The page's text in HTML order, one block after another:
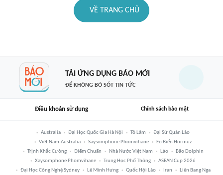
VỀ TRANG CHỦ
TẢI ỨNG DỤNG BÁO MỚI
ĐỂ KHÔNG BỎ SÓT TIN TỨC
Điều khoản sử dụng Chính sách bảo mật
Australia Đại Học Quốc Gia Hà Nội Tô Lâm
Đại Sứ Quán Lào
Việt Nam-Australia
Saysomphone Phomvihane
Eo Biển Hormuz
Trịnh Khắc Cường
Điểm Chuẩn Nhà Nước Việt Nam Lào
Bão Dolphin
Xaysomphone Phomvihane
Trung Học Phổ Thông
ASEAN Cup 2026
Đại Học Công Nghệ Sydney
Lê Minh Hưng Quốc Hội Lào Iran Liên Bang Nga